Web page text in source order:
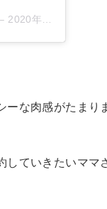
2020年 8月月23日午前5時15分PDT
な肉感がたまり
していきたいママ